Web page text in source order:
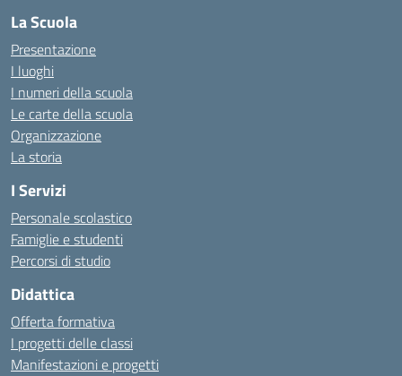
La Scuola
Presentazione
I luoghi
I numeri della scuola
Le carte della scuola
Organizzazione
La storia
I Servizi
Personale scolastico
Famiglie e studenti
Percorsi di studio
Didattica
Offerta formativa
I progetti delle classi
Manifestazioni e progetti